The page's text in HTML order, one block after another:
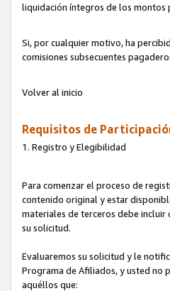
liquidación íntegros de los montos
Si, por cualquier motivo, ha
comisiones subsecuentes
Volver al inicio
Requisitos de
1. Registro y Elegibilidad
Para comenzar el proceso de
contenido original y estar
materiales de terceros debe incluir
su solicitud.
Evaluaremos su solicitud y le
Programa de Afiliados, y usted no
aquéllos que: